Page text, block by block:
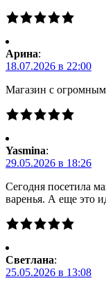
Арина:
18.07.2026 в 22:00
Магазин с огромным
Yasmina:
29.05.2026 в 18:26
Сегодня посетила
варенья. А еще это
Светлана:
25.05.2026 в 13:08